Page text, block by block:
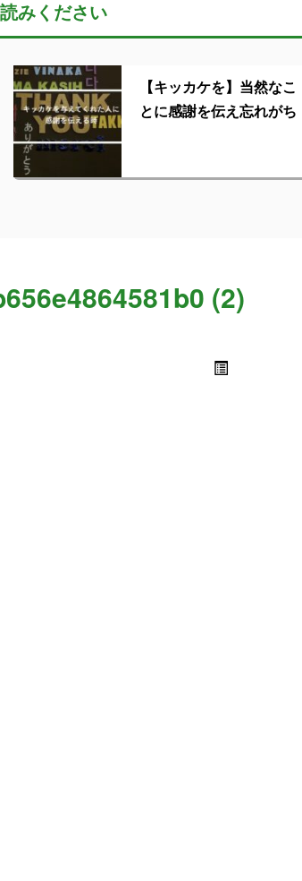
みください
【キッカケを】当然なこ
とに感謝を伝え忘れがち
(2)